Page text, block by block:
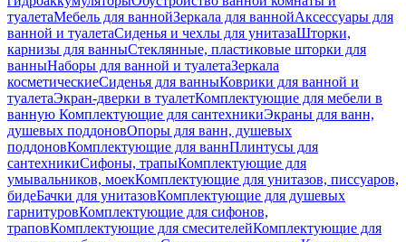
туалетаМебель для ваннойЗеркала для ваннойАксессуары для
ванной и туалетаСиденья и чехлы для унитазаШторки,
карнизы для ванныСтеклянные, пластиковые шторки для
ванныНаборы для ванной и туалетаЗеркала
косметическиеСиденья для ванныКоврики для ванной и
туалетаЭкран-дверки в туалетКомплектующие для мебели в
ванную Комплектующие для сантехникиЭкраны для ванн,
душевых поддоновОпоры для ванн, душевых
поддоновКомплектующие для ваннПлинтусы для
сантехникиСифоны, трапыКомплектующие для
умывальников, моекКомплектующие для унитазов, писсуаров,
бидеБачки для унитазовКомплектующие для душевых
гарнитуровКомплектующие для сифонов,
траповКомплектующие для смесителейКомплектующие для